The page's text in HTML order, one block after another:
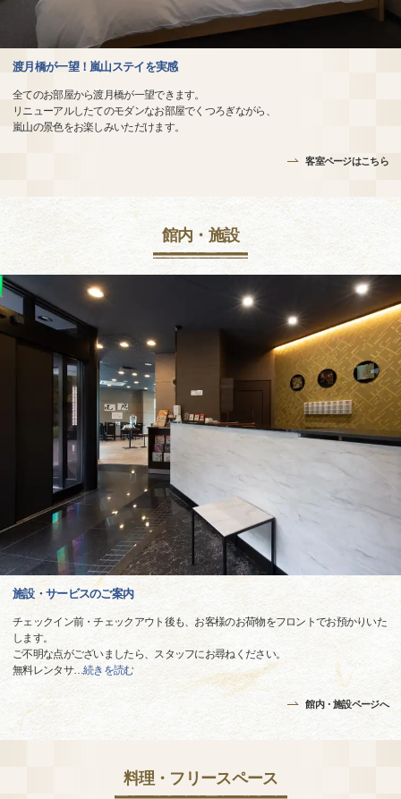
渡月橋が一望！嵐山ステイを実感
全てのお部屋から渡月橋が一望できます。
リニューアルしたてのモダンなお部屋でくつろぎながら、
嵐山の景色をお楽しみいただけます。
客室ページはこちら
館内・施設
施設・サービスのご案内
チェックイン前・チェックアウト後も、お客様のお荷物をフロントでお預かりいた
します。
ご不明な点がございましたら、スタッフにお尋ねください。
無料レンタサ…続きを読む
館内・施設ページへ
料理・フリースペース